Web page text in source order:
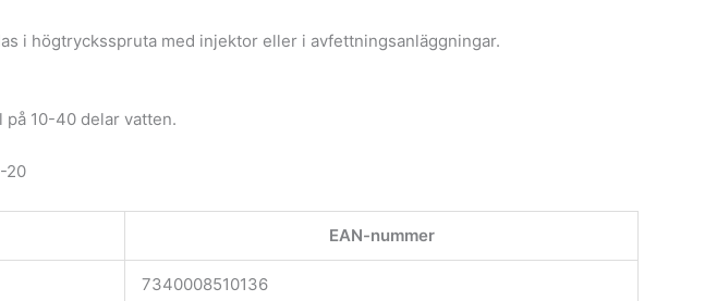
i högtrycksspruta med injektor eller i avfettningsanläggningar.
på 10-40 delar vatten.
20
EAN-nummer
7340008510136